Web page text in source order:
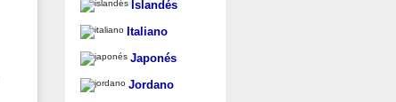
Islandés
Italiano
Japonés
Jordano